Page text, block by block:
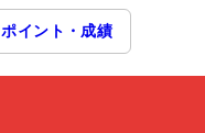
ポイント・成績